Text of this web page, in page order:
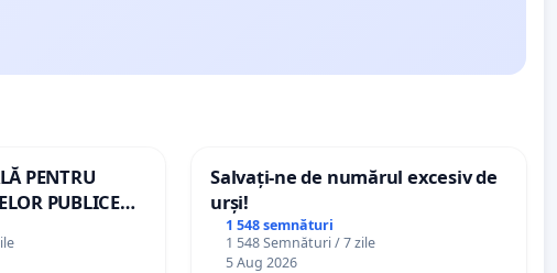
PENTRU
PUBLICE
ROMÂNIA
Salvați-ne de numărul excesiv de
urși!
1 548 semnături
1 548 Semnături / 7 zile
5 Aug 2026